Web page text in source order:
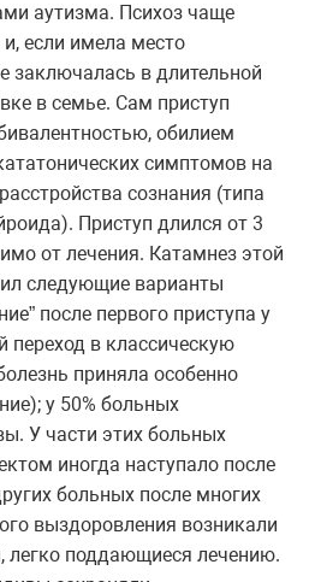
аутизма. Психоз чаще
если имела место
заключалась в длительной
в семье. Сам приступ
обилием
симптомов на
сознания (типа
Приступ длился от 3
от лечения. Катамнез этой
следующие варианты
после первого приступа у
переход в классическую
приняла особенно
у 50% больных
У части этих больных
иногда наступало после
больных после многих
выздоровления возникали
легко поддающиеся лечению.